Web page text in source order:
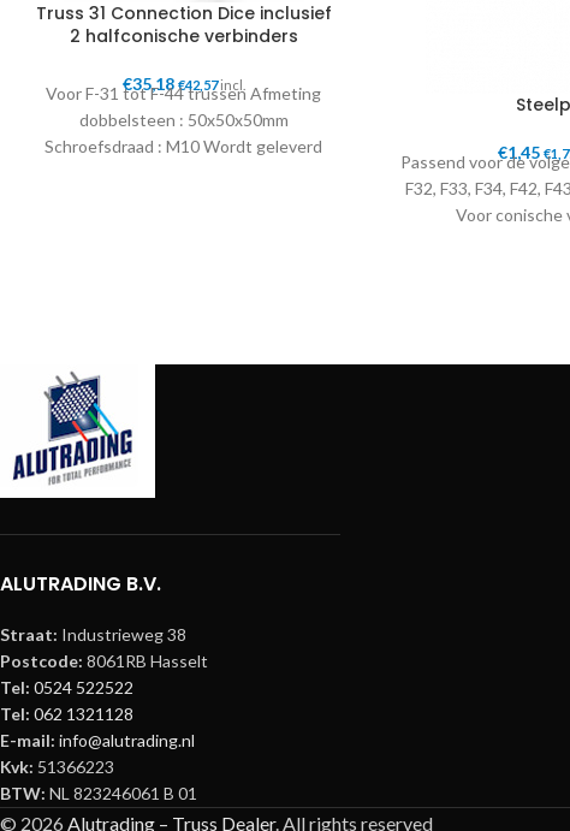
Truss 31 Connection Dice inclusief
2 halfconische verbinders
€35,18 €42,57incl.
Voor F-31 tot F-44 trussen Afmeting
dobbelsteen : 50x50x50mm
Schroefsdraad : M10 Wordt geleverd
€1,45 €
Passend voor de
F32, F33, F34, F42,
Voor conische
ALUTRADING B.V.
Straat: Industrieweg 38
Postcode: 8061RB Hasselt
Tel: 0524 522522
Tel: 062 1321128
E-mail: info@alutrading.nl
Kvk: 51366223
BTW: NL 823246061 B 01
© 2026 Alutrading – Truss Dealer. All rights reserved